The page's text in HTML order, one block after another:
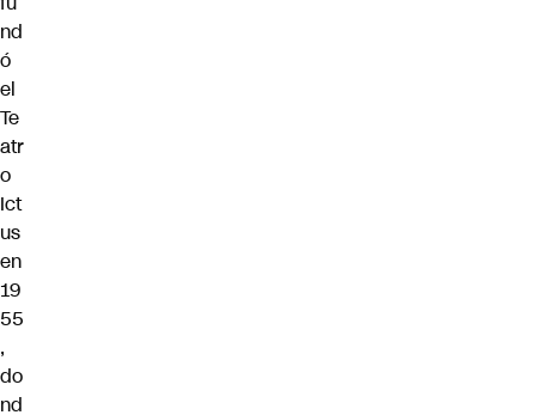
nd
ó
el
Te
atr
o
Ict
us
en
19
55
,
do
nd